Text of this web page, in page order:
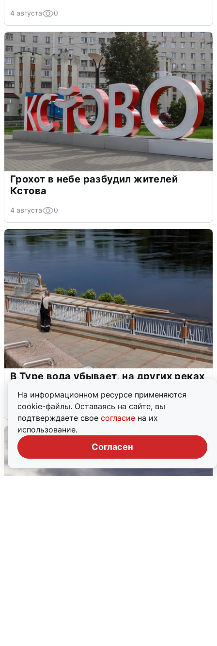
На информационном ресурсе применяются
cookie-файлы. Оставаясь на сайте, вы
подтверждаете свое согласие на их
использование.
Согласен
4 августа 0
Грохот в небе разбудил жителей
Кстова
4 августа 0
В Туре вода убывает, на других реках
4 августа 0